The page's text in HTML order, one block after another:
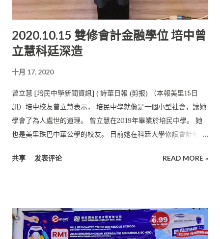
2020.10.15 雙修會計金融學位 培中曾
立慧科廷深造
十月 17, 2020
曾立慧 [培民中學新聞資訊] ( 詩華日報 (剪报) （本報美里15日
訊）培中校友曾立慧表示， 培民中學就像是一個小型社會，讓她
學會了為人處世的道理。 曾立慧在2019年畢業於培民中學。 她
也是美里珠巴中華公學的校友。 目前她在科廷大學修讀會計和金
擁有完善的設備和服務， 旨在為在籍學生提供良好的環境，擁有
機構頒發， 確保其學術資格在全世界得到承認。 數學比賽奪獎
曾立慧曾經代表培民中學參與第36屆成大數理比賽。此外， 她也
共享 发表评论 READ MORE »